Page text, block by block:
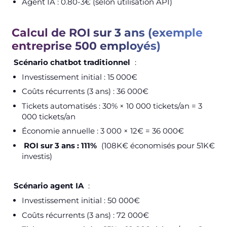
Agent IA : 0.80-3€ (selon utilisation API)
Calcul de ROI sur 3 ans (exemple
entreprise 500 employés)
Scénario chatbot traditionnel :
Investissement initial : 15 000€
Coûts récurrents (3 ans) : 36 000€
Tickets automatisés : 30% × 10 000 tickets/an = 3
000 tickets/an
Économie annuelle : 3 000 × 12€ = 36 000€
ROI sur 3 ans : 111% (108K€ économisés pour 51K€
investis)
Scénario agent IA :
Investissement initial : 50 000€
Coûts récurrents (3 ans) : 72 000€